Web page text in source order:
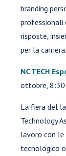
branding
professionali
risposte,
per la carriera.
NC TECH
ottobre, 8:30
La fiera del
Technology
lavoro con le
tecnologico